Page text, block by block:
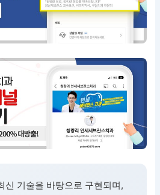
신 기술을 바탕으로 구현되며,